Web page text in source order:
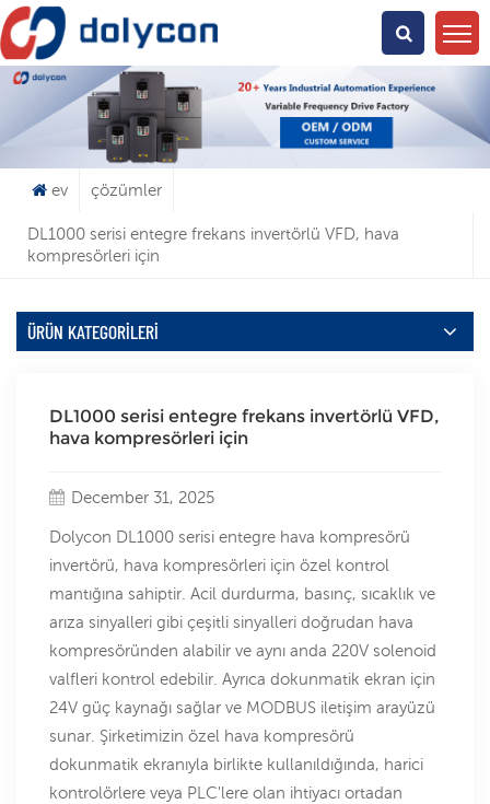
Ne Arıyorsun?
ev çözümler
DL1000 serisi entegre frekans invertörlü VFD, hava
kompresörleri için
ÜRÜN KATEGORILERI
DL1000 serisi entegre frekans invertörlü VFD,
hava kompresörleri için
December 31, 2025
Dolycon DL1000 serisi entegre hava kompresörü
invertörü, hava kompresörleri için özel kontrol
mantığına sahiptir. Acil durdurma, basınç, sıcaklık ve
arıza sinyalleri gibi çeşitli sinyalleri doğrudan hava
kompresöründen alabilir ve aynı anda 220V solenoid
valfleri kontrol edebilir. Ayrıca dokunmatik ekran için
24V güç kaynağı sağlar ve MODBUS iletişim arayüzü
sunar. Şirketimizin özel hava kompresörü
dokunmatik ekranıyla birlikte kullanıldığında, harici
kontrolörlere veya PLC'lere olan ihtiyacı ortadan